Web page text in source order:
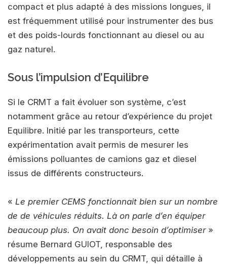
compact et plus adapté à des missions longues, il
est fréquemment utilisé pour instrumenter des bus
et des poids-lourds fonctionnant au diesel ou au
gaz naturel.
Sous l’impulsion d’Equilibre
Si le CRMT a fait évoluer son système, c’est
notamment grâce au retour d’expérience du projet
Equilibre. Initié par les transporteurs, cette
expérimentation avait permis de mesurer les
émissions polluantes de camions gaz et diesel
issus de différents constructeurs.
« Le premier CEMS fonctionnait bien sur un nombre
de de véhicules réduits. Là on parle d’en équiper
beaucoup plus. On avait donc besoin d’optimiser»
résume Bernard GUIOT, responsable des
développements au sein du CRMT, qui détaille à